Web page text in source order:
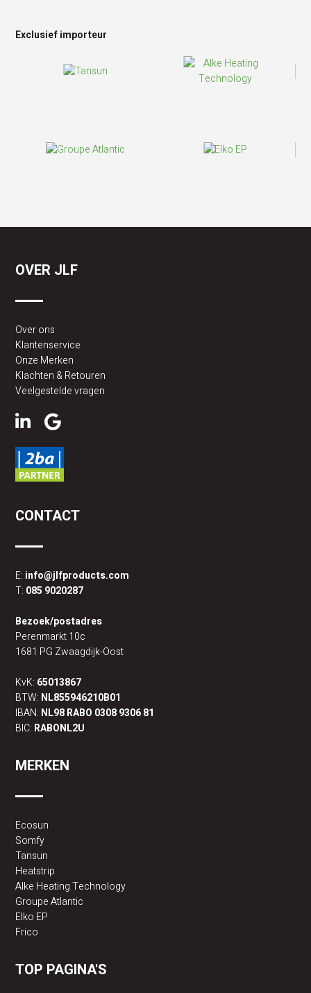
Exclusief importeur
OVER JLF
Over ons
Klantenservice
Onze Merken
Klachten & Retouren
Veelgestelde vragen
CONTACT
E: info@jlfproducts.com
T: 085 9020287
Bezoek/postadres
Perenmarkt 10c
1681 PG Zwaagdijk-Oost
KvK: 65013867
BTW: NL855946210B01
IBAN: NL98 RABO 0308 9306 81
BIC: RABONL2U
MERKEN
Ecosun
Somfy
Tansun
Heatstrip
Alke Heating Technology
Groupe Atlantic
Elko EP
Frico
TOP PAGINA'S